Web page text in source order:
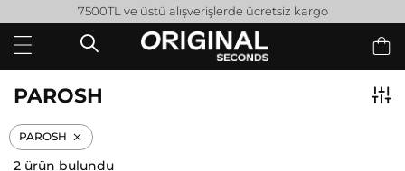
7500TL ve üstü alışverişlerde ücretsiz kargo
PAROSH
PAROSH
2 ürün bulundu